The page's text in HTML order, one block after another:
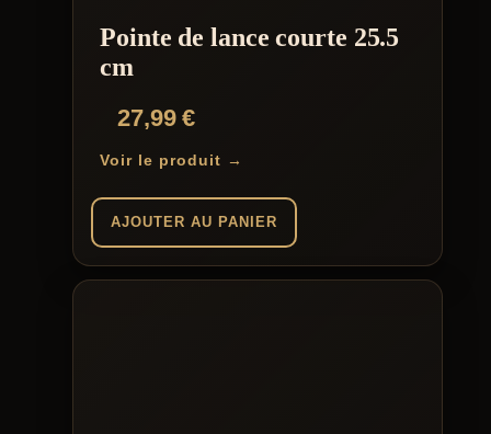
Pointe de lance courte 25.5
cm
27,99€
Voir le produit →
AJOUTER AU PANIER